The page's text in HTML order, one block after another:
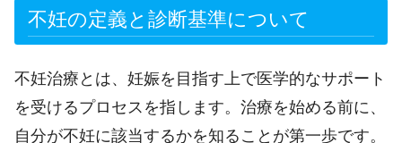
不妊の定義と診断基準について
不妊治療とは、妊娠を目指す上で医学的なサポート
を受けるプロセスを指します。治療を始める前に、
自分が不妊に該当するかを知ることが第一歩です。